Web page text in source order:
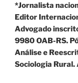
*Jornalista
Editor
Advogado
9980 OAB-RS.
Análise e
Sociologia